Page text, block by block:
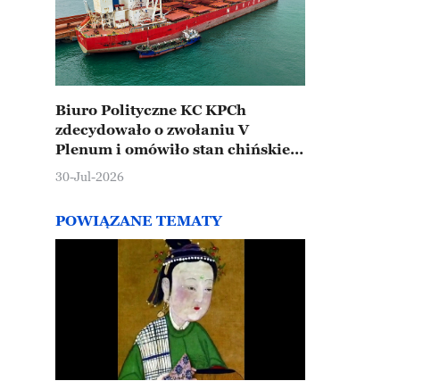
Biuro Polityczne KC KPCh
zdecydowało o zwołaniu V
Plenum i omówiło stan chińskiej
gospodarki
30-Jul-2026
POWIĄZANE TEMATY